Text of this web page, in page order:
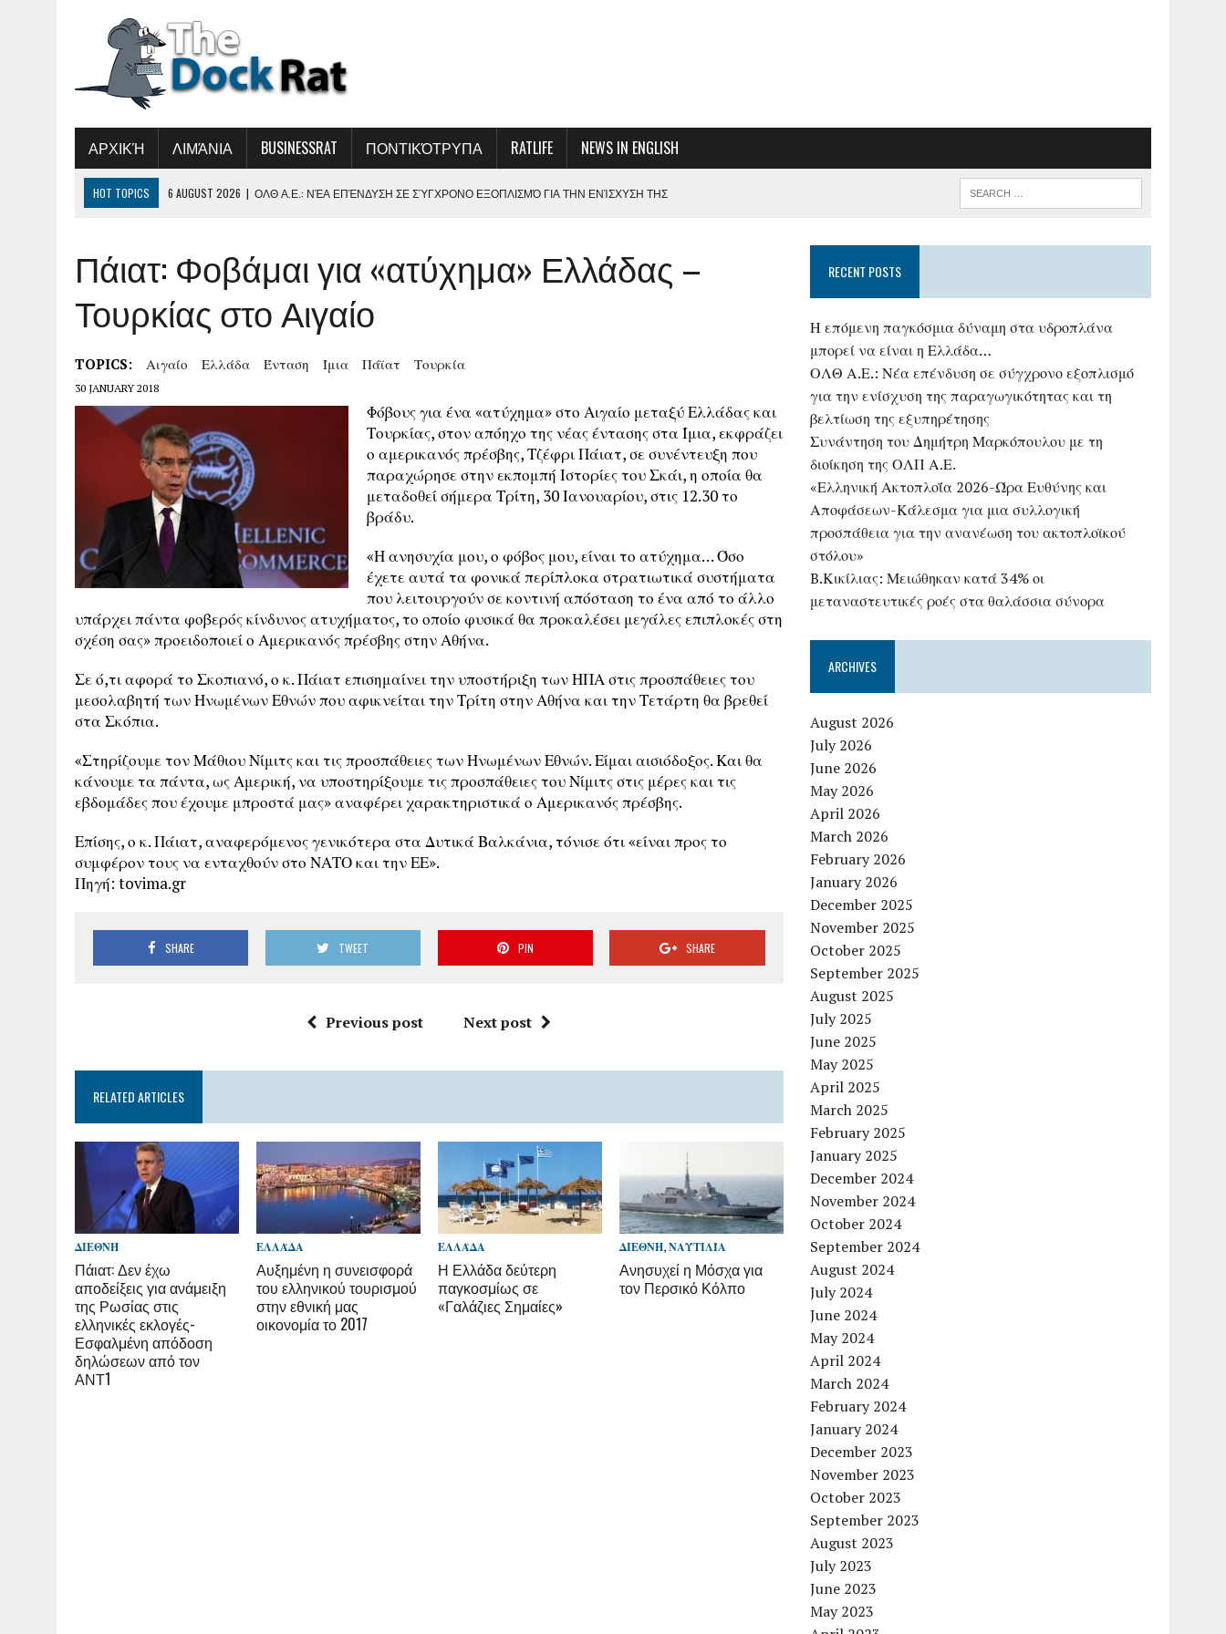
ΑΡΧΙΚΉ ΛΙΜΆΝΙΑ BUSINESSRAT ΠΟΝΤΙΚΌΤΡΥΠΑ RATLIFE NEWS IN ENGLISH
HOT TOPICS 6 AUGUST 2026 | ΟΛΘ Α.Ε.: ΝΈΑ ΕΠΈΝΔΥΣΗ ΣΕ ΣΎΓΧΡΟΝΟ ΕΞΟΠΛΙΣΜΌ ΓΙΑ ΤΗΝ ΕΝΊΣΧΥΣΗ ΤΗΣ
5 AUGUST 2026
ΣΥΝΆΝΤΗΣΗ ΤΟΥ ΔΗΜΉΤΡΗ ΜΑΡΚΌΠΟΥΛΟΥ ΜΕ ΤΗ ΔΙΟΊΚΗΣΗ ΤΗΣ ΟΛΠ Α.Ε.
5 AUGUST 2026
«ΕΛΛΗΝΙΚΉ ΑΚΤΟΠΛΟΪ́Α 2026-ΏΡΑ ΕΥΘΎΝΗΣ ΚΑΙ ΑΠΟΦΆΣΕΩΝ-ΚΆΛΕΣΜΑ ΓΙΑ ΜΙΑ ΣΥΛΛΟΓΙΚΉ ΠΡΟΣΠΆΘΕΙΑ ΓΙΑ ΤΗ
Ν ΑΝΑΝΈΩΣΗ ΤΟΥ ΑΚΤΟΠΛΟΪΚΟΎ ΣΤΌΛΟΥ»
7 AUGUST 2026 | Η ΕΠΌΜΕΝΗ ΠΑΓΚΌΣΜΙΑ ΔΎΝΑΜΗ ΣΤΑ ΥΔΡΟΠΛΆΝΑ ΜΠΟΡΕΊ ΝΑ ΕΊΝΑΙ Η ΕΛΛΆΔΑ…
Πάιατ: Φοβάμαι για «ατύχημα» Ελλάδας –
Τουρκίας στο Αιγαίο
TOPICS: Αιγαίο Ελλάδα Ένταση Ίμια Πάϊατ Τουρκία
30 JANUARY 2018
Φόβους για ένα «ατύχημα» στο Αιγαίο μεταξύ Ελλάδας και
Τουρκίας, στον απόηχο της νέας έντασης στα Ίμια, εκφράζει
ο αμερικανός πρέσβης, Τζέφρι Πάιατ, σε συνέντευξη που
παραχώρησε στην εκπομπή Ιστορίες του Σκάι, η οποία θα
μεταδοθεί σήμερα Τρίτη, 30 Ιανουαρίου, στις 12.30 το
βράδυ.
«Η ανησυχία μου, ο φόβος μου, είναι το ατύχημα… Όσο
έχετε αυτά τα φονικά περίπλοκα στρατιωτικά συστήματα
που λειτουργούν σε κοντινή απόσταση το ένα από το άλλο
υπάρχει πάντα φοβερός κίνδυνος ατυχήματος, το οποίο φυσικά θα προκαλέσει μεγάλες επιπλοκές στη
σχέση σας» προειδοποιεί ο Αμερικανός πρέσβης στην Αθήνα.
Σε ό,τι αφορά το Σκοπιανό, ο κ. Πάιατ επισημαίνει την υποστήριξη των ΗΠΑ στις προσπάθειες του
μεσολαβητή των Ηνωμένων Εθνών που αφικνείται την Τρίτη στην Αθήνα και την Τετάρτη θα βρεθεί
στα Σκόπια.
«Στηρίζουμε τον Μάθιου Νίμιτς και τις προσπάθειες των Ηνωμένων Εθνών. Είμαι αισιόδοξος. Και θα
κάνουμε τα πάντα, ως Αμερική, να υποστηρίξουμε τις προσπάθειες του Νίμιτς στις μέρες και τις
εβδομάδες που έχουμε μπροστά μας» αναφέρει χαρακτηριστικά ο Αμερικανός πρέσβης.
Επίσης, ο κ. Πάιατ, αναφερόμενος γενικότερα στα Δυτικά Βαλκάνια, τόνισε ότι «είναι προς το
συμφέρον τους να ενταχθούν στο ΝΑΤΟ και την ΕΕ».
Πηγή: tovima.gr
SHARE TWEET PIN SHARE
Previous post Next post
RELATED ARTICLES
ΔΙΕΘΝΉ
Πάιατ: Δεν έχω
αποδείξεις για ανάμειξη
της Ρωσίας στις
ελληνικές εκλογές-
Εσφαλμένη απόδοση
δηλώσεων από τον
ΑΝΤ1
ΕΛΛΆΔΑ
Αυξημένη η συνεισφορά
του ελληνικού τουρισμού
στην εθνική μας
οικονομία το 2017
ΕΛΛΆΔΑ
Η Ελλάδα δεύτερη
παγκοσμίως σε
«Γαλάζιες Σημαίες»
ΔΙΕΘΝΉ,ΝΑΥΤΙΛΊΑ
Ανησυχεί η Μόσχα για
τον Περσικό Κόλπο
RECENT POSTS
Η επόμενη παγκόσμια δύναμη στα υδροπλάνα
μπορεί να είναι η Ελλάδα…
ΟΛΘ Α.Ε.: Νέα επένδυση σε σύγχρονο εξοπλισμό
για την ενίσχυση της παραγωγικότητας και τη
βελτίωση της εξυπηρέτησης
Συνάντηση του Δημήτρη Μαρκόπουλου με τη
διοίκηση της ΟΛΠ Α.Ε.
«Ελληνική Ακτοπλοΐα 2026-Ώρα Ευθύνης και
Αποφάσεων-Κάλεσμα για μια συλλογική
προσπάθεια για την ανανέωση του ακτοπλοϊκού
στόλου»
B.Κικίλιας: Μειώθηκαν κατά 34% οι
μεταναστευτικές ροές στα θαλάσσια σύνορα
ARCHIVES
August 2026
July 2026
June 2026
May 2026
April 2026
March 2026
February 2026
January 2026
December 2025
November 2025
October 2025
September 2025
August 2025
July 2025
June 2025
May 2025
April 2025
March 2025
February 2025
January 2025
December 2024
November 2024
October 2024
September 2024
August 2024
July 2024
June 2024
May 2024
April 2024
March 2024
February 2024
January 2024
December 2023
November 2023
October 2023
September 2023
August 2023
July 2023
June 2023
May 2023